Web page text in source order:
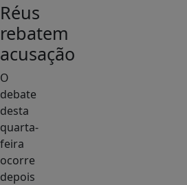
Réus
rebatem
acusação
O
debate
desta
quarta-
feira
ocorre
depois